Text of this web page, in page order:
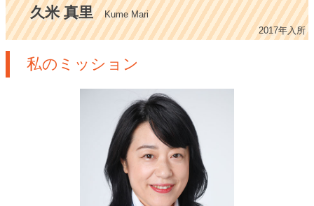
久米 真里
Kume Mari
2017年入所
私のミッション